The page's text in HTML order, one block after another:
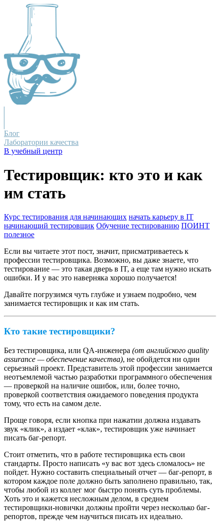
Блог
Лаборатории качества
В учебный центр
Тестировщик: кто это и как
им стать
Курс тестирования для начинающих начать карьеру в IT
начинающий тестировщик Обучение тестированию ПОИНТ
полезное
Если вы читаете этот пост, значит, присматриваетесь к
профессии тестировщика. Возможно, вы даже знаете, что
тестирование — это такая дверь в IT, а еще там нужно искать
ошибки. И у вас это наверняка хорошо получается!
Давайте погрузимся чуть глубже и узнаем подробно, чем
занимается тестировщик и как им стать.
Кто такие тестировщики?
Без тестировщика, или QA-инженера (от английского quality
assurance — обеспечение качества), не обойдется ни один
серьезный проект. Представитель этой профессии занимается
неотъемлемой частью разработки программного обеспечения
— проверкой на наличие ошибок, или, более точно,
проверкой соответствия ожидаемого поведения продукта
тому, что есть на самом деле.
Проще говоря, если кнопка при нажатии должна издавать
звук «клик», а издает «клак», тестировщик уже начинает
писать баг-репорт.
Стоит отметить, что в работе тестировщика есть свои
стандарты. Просто написать «у вас вот здесь сломалось» не
пойдет. Нужно составить специальный отчет — баг-репорт, в
котором каждое поле должно быть заполнено правильно, так,
чтобы любой из коллег мог быстро понять суть проблемы.
Хоть это и кажется несложным делом, в среднем
тестировщики-новички должны пройти через несколько баг-
репортов, прежде чем научиться писать их идеально.